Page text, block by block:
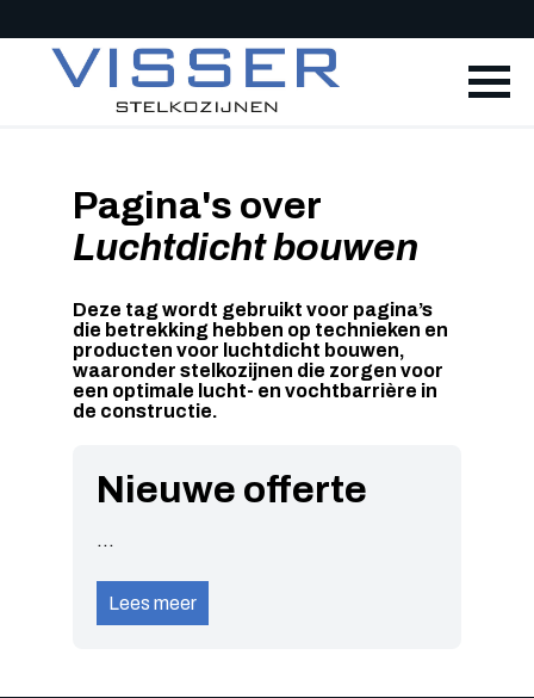
Pagina's over
Luchtdicht bouwen
Deze tag wordt gebruikt voor pagina’s
die betrekking hebben op technieken en
producten voor luchtdicht bouwen,
waaronder stelkozijnen die zorgen voor
een optimale lucht- en vochtbarrière in
de constructie.
Nieuwe offerte
...
Lees meer